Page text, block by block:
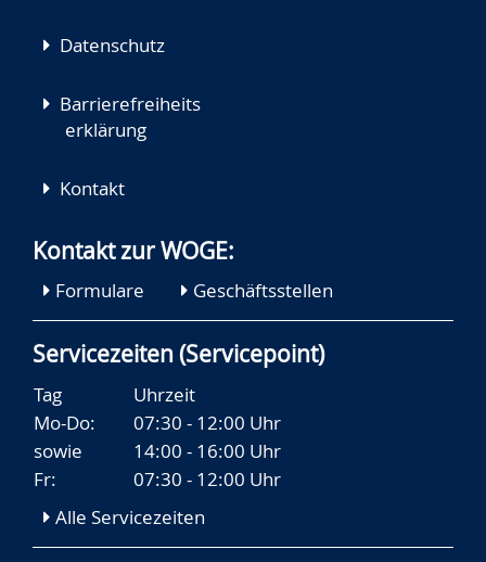
Datenschutz
Barrierefreiheits
erklärung
Kontakt
Kontakt zur WOGE:
Formulare Geschäftsstellen
Servicezeiten (Servicepoint)
Tag
Uhrzeit
Mo-Do:
07:30 - 12:00 Uhr
sowie
14:00 - 16:00 Uhr
Fr:
07:30 - 12:00 Uhr
Alle Servicezeiten